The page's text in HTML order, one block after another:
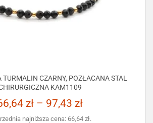
TURMALIN CZARNY, POZŁACANA STAL
KAM1109
zł – 97,43 zł
najniższa cena: 66,64 zł.